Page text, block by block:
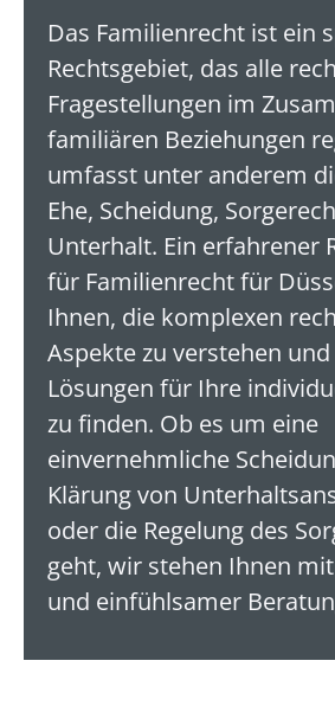
Das Familienrecht ist ein
Rechtsgebiet, das alle
Fragestellungen im
familiären Beziehungen
umfasst unter anderem
Ehe, Scheidung,
Unterhalt. Ein erfahrener
für Familienrecht für
Ihnen, die komplexen
Aspekte zu verstehen
Lösungen für Ihre
zu finden. Ob es um eine
einvernehmliche
Klärung von
oder die Regelung des
geht, wir stehen Ihnen
und einfühlsamer